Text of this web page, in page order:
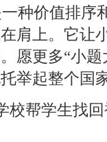
种价值排序
肩上。它让
愿更多“小
举起整个国
校帮学生找